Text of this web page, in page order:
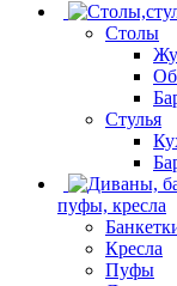
Столы
Стулья
пуфы, кресла
Кресла
Пуфы